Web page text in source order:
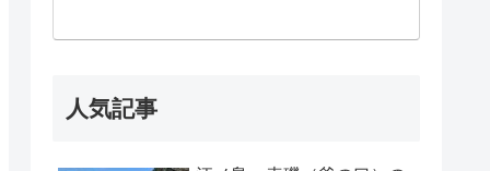
人気記事